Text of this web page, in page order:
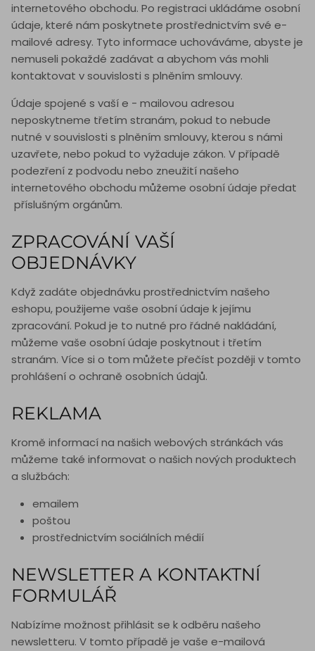
internetového obchodu. Po registraci ukládáme osobní
údaje, které nám poskytnete prostřednictvím své e-
mailové adresy. Tyto informace uchováváme, abyste je
nemuseli pokaždé zadávat a abychom vás mohli
kontaktovat v souvislosti s plněním smlouvy.
Údaje spojené s vaší e - mailovou adresou
neposkytneme třetím stranám, pokud to nebude
nutné v souvislosti s plněním smlouvy, kterou s námi
uzavřete, nebo pokud to vyžaduje zákon. V případě
podezření z podvodu nebo zneužití našeho
internetového obchodu můžeme osobní údaje předat
příslušným orgánům.
ZPRACOVÁNÍ VAŠÍ
OBJEDNÁVKY
Když zadáte objednávku prostřednictvím našeho
eshopu, použijeme vaše osobní údaje k jejímu
zpracování. Pokud je to nutné pro řádné nakládání,
můžeme vaše osobní údaje poskytnout i třetím
stranám. Více si o tom můžete přečíst později v tomto
prohlášení o ochraně osobních údajů.
REKLAMA
Kromě informací na našich webových stránkách vás
můžeme také informovat o našich nových produktech
a službách:
emailem
poštou
prostřednictvím sociálních médií
NEWSLETTER A KONTAKTNÍ
FORMULÁŘ
Nabízíme možnost přihlásit se k odběru našeho
newsletteru. V tomto případě je vaše e-mailová